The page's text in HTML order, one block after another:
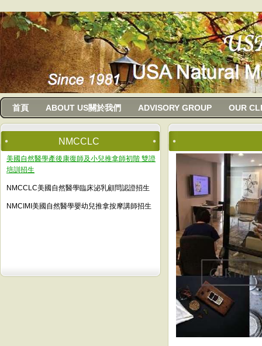
usanma
首頁 ABOUT US關於我們 ADVISORY GROUP OUR
NMCCLC
美國自然醫學產後康復師及小兒推拿師初階 雙證
培訓招生
NMCCLC美國自然醫學臨床泌乳顧問認證招生
NMCIMI美國自然醫學嬰幼兒推拿按摩講師招生